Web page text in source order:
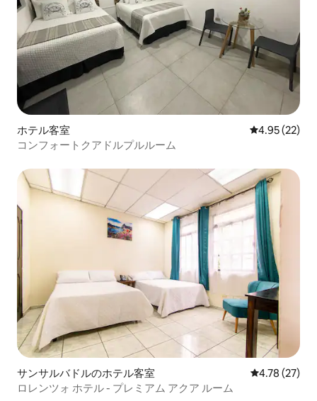
ホテル客室 レビュー22
4.95 (22)
コンフォートクアドルプルルーム
サンサルバドルのホテル客室 レビュー27
4.78 (27)
ロレンツォ ホテル - プレミアム アクア ルーム